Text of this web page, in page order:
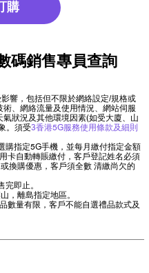
購
碼銷售專員查詢
響，包括但不限於網絡設定/規格或
、網絡流量及使用情況、網站伺服
狀況及其他環境因素(如受大廈、山
。須受3香港5G服務使用條款及細則
購指定5G手機，並每月繳付指定金額
卡自動轉賬繳付，客戶登記姓名必須
換購優惠，客戶須全數 清繳尚欠的
完即止。
，離島指定地區。
數量有限，客戶不能自選禮品款式及